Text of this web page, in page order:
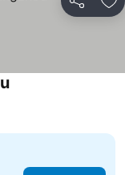
공유 즐